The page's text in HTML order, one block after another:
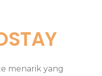
menarik yang